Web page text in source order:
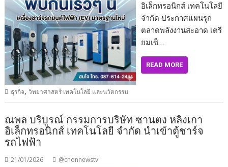
อิเล็กทรอนิกส์ เทคโนโลยี
จำกัด ประกาศแผนรุก
ตลาดพลังงานสะอาด เตรี
ยมเซ็…
READ MORE
ธุรกิจ,วิทยาศาสตร์ เทคโนโลยี และนวัตกรรม
ณพล บริบูรณ์ กรรมการบริษัท ซานตง หลิงเกา
อิเล็กทรอนิกส์ เทคโนโลยี จำกัด นำเข้าตู้ชาร์จ
รถไฟฟ้า
21/01/2026 @chonnewstv